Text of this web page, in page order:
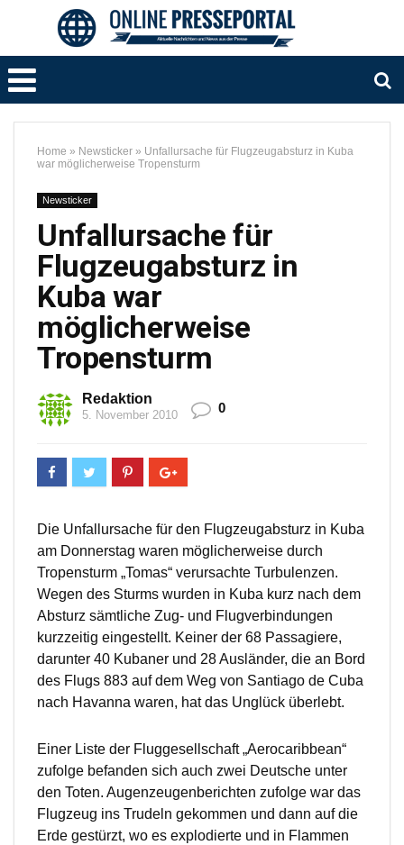
Home » Newsticker » Unfallursache für Flugzeugabsturz in Kuba
war möglicherweise Tropensturm
Newsticker
Unfallursache für
Flugzeugabsturz in
Kuba war
möglicherweise
Tropensturm
Redaktion
5. November 2010 0
Die Unfallursache für den Flugzeugabsturz in Kuba
am Donnerstag waren möglicherweise durch
Tropensturm „Tomas“ verursachte Turbulenzen.
Wegen des Sturms wurden in Kuba kurz nach dem
Absturz sämtliche Zug- und Flugverbindungen
kurzzeitig eingestellt. Keiner der 68 Passagiere,
darunter 40 Kubaner und 28 Ausländer, die an Bord
des Flugs 883 auf dem Weg von Santiago de Cuba
nach Havanna waren, hat das Unglück überlebt.
Einer Liste der Fluggesellschaft „Aerocaribbean“
zufolge befanden sich auch zwei Deutsche unter
den Toten. Augenzeugenberichten zufolge war das
Flugzeug ins Trudeln gekommen und dann auf die
Erde gestürzt, wo es explodierte und in Flammen